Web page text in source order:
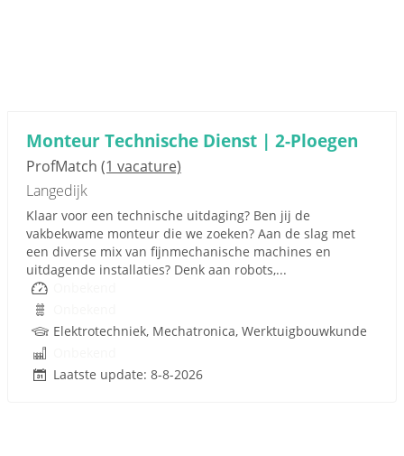
Monteur Technische Dienst | 2-Ploegen
ProfMatch (1 vacature)
Langedijk
Klaar voor een technische uitdaging? Ben jij de
vakbekwame monteur die we zoeken? Aan de slag met
een diverse mix van fijnmechanische machines en
uitdagende installaties? Denk aan robots,...
Elektrotechniek, Mechatronica, Werktuigbouwkunde
Laatste update: 8-8-2026